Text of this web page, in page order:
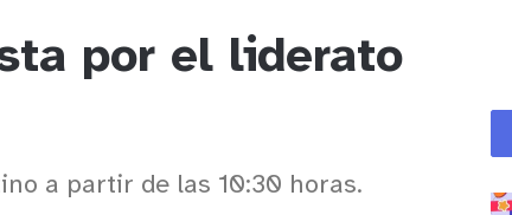
por el liderato
a partir de las 10:30 horas.